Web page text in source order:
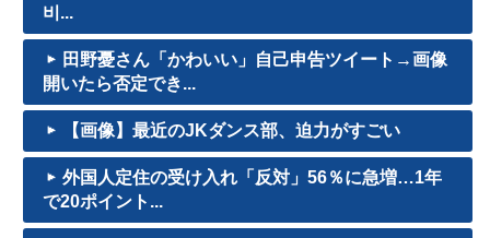
비...
田野憂さん「かわいい」自己申告ツイート→画像
開いたら否定でき...
【画像】最近のJKダンス部、迫力がすごい
外国人定住の受け入れ「反対」56％に急増…1年
で20ポイント...